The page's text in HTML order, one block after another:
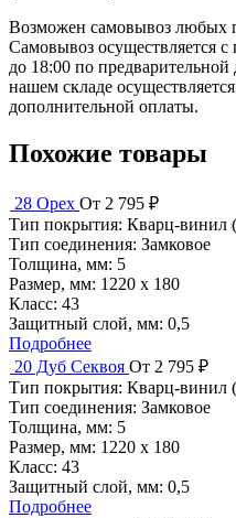
Возможен самовывоз любых
Самовывоз осуществляется
до 18:00 по предварительной
нашем складе
дополнительной оплаты.
Похожие товары
28 Орех От 2 795 ₽
Тип покрытия: Кварц-винил
Тип соединения: Замковое
Толщина, мм: 5
Размер, мм: 1220 х 180
Класс: 43
Защитный слой, мм: 0,5
Подробнее
20 Дуб Секвоя От 2 795 ₽
Тип покрытия: Кварц-винил
Тип соединения: Замковое
Толщина, мм: 5
Размер, мм: 1220 х 180
Класс: 43
Защитный слой, мм: 0,5
Подробнее